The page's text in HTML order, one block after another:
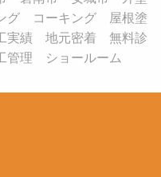
グ コーキング 屋根塗
績 地元密着 無料診
管理 ショールーム